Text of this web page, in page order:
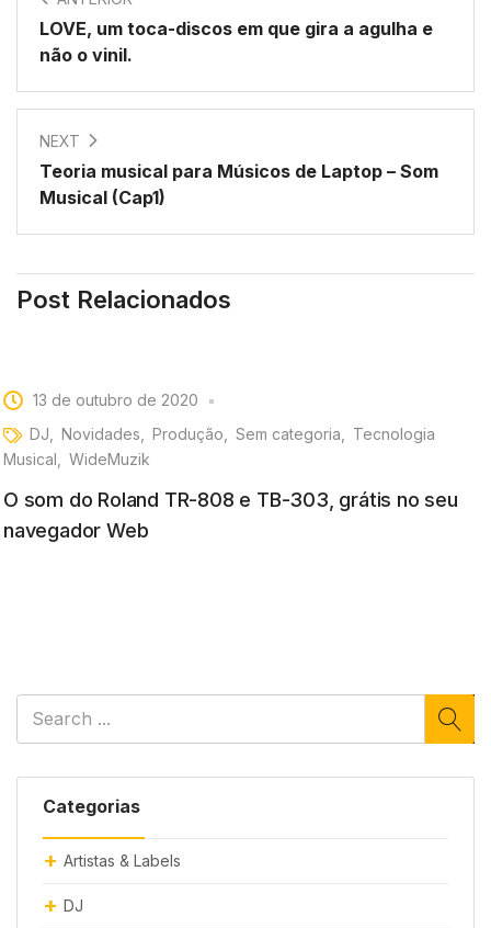
Categorias
Artistas & Labels
DJ
LOVE, um toca-discos em que gira a agulha e
não o vinil.
NEXT
Teoria musical para Músicos de Laptop – Som
Musical (Cap1)
Post Relacionados
13 de outubro de 2020
DJ
Novidades Produção Sem categoria
Tecnologia
Musical
WideMuzik
O som do Roland TR-808 e TB-303, grátis no seu
navegador Web